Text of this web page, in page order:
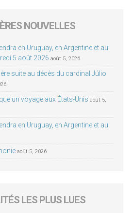
NOUVELLES
en Uruguay, en Argentine et au
5 août 2026 août 5, 2026
suite au décès du cardinal Júlio
un voyage aux États-Unis août 5,
en Uruguay, en Argentine et au
août 5, 2026
LES PLUS LUES